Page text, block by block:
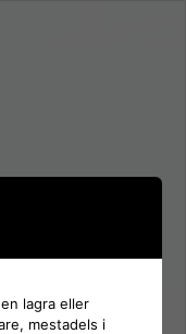
lagra eller
mestadels i